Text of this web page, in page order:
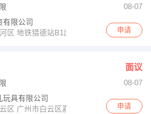
发布 [信控专员 ] 招聘信息
08-07
有限公司
区 地铁猎德站B1出口
申请
面议
08-07
玩具有限公司
区 广州市白云区嘉禾鹤边村鹤泰路五横路
申请